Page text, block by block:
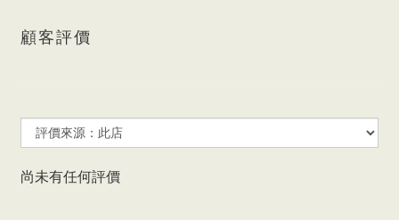
顧客評價
尚未有任何評價